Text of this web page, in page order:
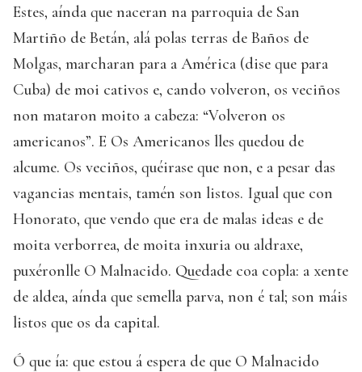
Estes, aínda que naceran na parroquia de San
Martiño de Betán, alá polas terras de Baños de
Molgas, marcharan para a América (dise que para
Cuba) de moi cativos e, cando volveron, os veciños
non mataron moito a cabeza: “Volveron os
americanos”. E Os Americanos lles quedou de
alcume. Os veciños, quéirase que non, e a pesar das
vagancias mentais, tamén son listos. Igual que con
Honorato, que vendo que era de malas ideas e de
moita verborrea, de moita inxuria ou aldraxe,
puxéronlle O Malnacido. Quedade coa copla: a xente
de aldea, aínda que semella parva, non é tal; son máis
listos que os da capital.
Ó que ía: que estou á espera de que O Malnacido